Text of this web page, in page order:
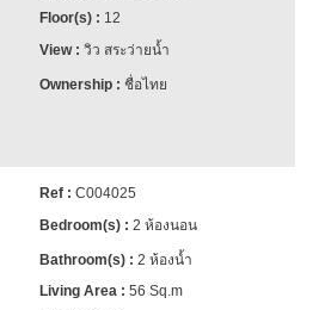
12
วิว สระว่ายน้ำ
ชื่อไทย
C004025
2 ห้องนอน
2 ห้องน้ำ
56 Sq.m